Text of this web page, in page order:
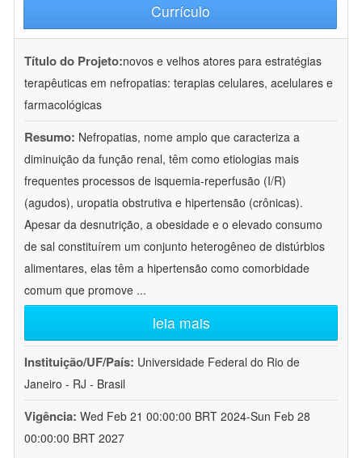
Currículo
Título do Projeto:novos e velhos atores para estratégias
terapêuticas em nefropatias: terapias celulares, acelulares e
farmacológicas
Resumo: Nefropatias, nome amplo que caracteriza a
diminuição da função renal, têm como etiologias mais
frequentes processos de isquemia-reperfusão (I/R)
(agudos), uropatia obstrutiva e hipertensão (crônicas).
Apesar da desnutrição, a obesidade e o elevado consumo
de sal constituírem um conjunto heterogêneo de distúrbios
alimentares, elas têm a hipertensão como comorbidade
comum que promove ...
leia mais
Instituição/UF/País: Universidade Federal do Rio de
Janeiro - RJ - Brasil
Vigência: Wed Feb 21 00:00:00 BRT 2024-Sun Feb 28
00:00:00 BRT 2027